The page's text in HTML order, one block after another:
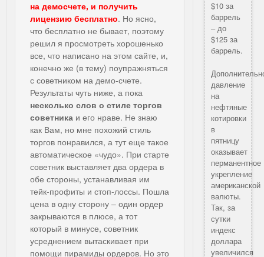
на демосчете, и получить
лицензию бесплатно. Но ясно,
что бесплатно не бывает, поэтому
решил я просмотреть хорошенько
все, что написано на этом сайте, и,
конечно же (в тему) поупражняться
с советником на демо-счете.
Результаты чуть ниже, а пока
несколько слов о стиле торгов
советника и его нраве. Не знаю
как Вам, но мне похожий стиль
торгов понравился, а тут еще такое
автоматическое «чудо». При старте
советник выставляет два ордера в
обе стороны, устанавливая им
тейк-профиты и стоп-лоссы. Пошла
цена в одну сторону – один ордер
закрываются в плюсе, а тот
который в минусе, советник
усреднением вытаскивает при
помощи пирамиды ордеров. Но это
$10 за
баррель
– до
$125 за
баррель.
давление
на
нефтяные
котировки
в
пятницу
оказывает
перманентное
укрепление
американской
валюты.
Так, за
сутки
индекс
доллара
увеличился